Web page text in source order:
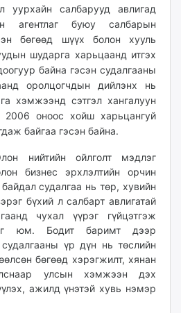
уурхайн салбарууд авлигад
агентлаг буюу салбарын
бөгөөд шүүх болон хууль
шударга харьцаанд итгэх
байна гэсэн судалгааны
оролцогчдын дийлэнх нь
хэмжээнд сэтгэл хангалуун
оноос хойш харьцангуй
байгаа гэсэн байна.
нийтийн ойлголт мэдлэг
бизнес эрхлэлтийн орчин
судалгаа нь төр, хувийн
бүхий л салбарт авлигатай
чухал үүрэг гүйцэтгэж
юм. Бодит баримт дээр
судалгааны үр дүн нь төслийн
бөгөөд хэрэгжилт, хянан
улсын хэмжээн дэх
ажилд үнэтэй хувь нэмэр